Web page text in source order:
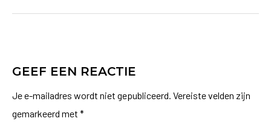
GEEF EEN REACTIE
Je e-mailadres wordt niet gepubliceerd. Vereiste velden zijn
gemarkeerd met *